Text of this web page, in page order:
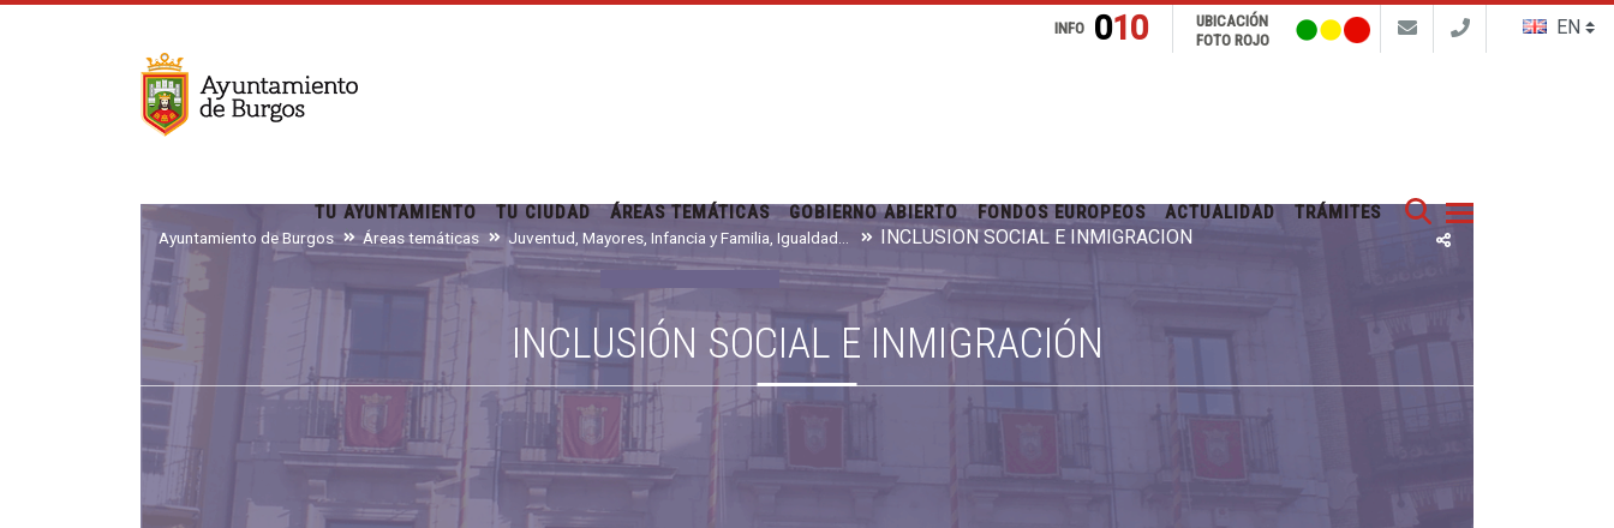
Buscar
INFO 010
UBICACIÓN
FOTO ROJO
TU AYUNTAMIENTO TU CIUDAD ÁREAS TEMÁTICAS GOBIERNO ABIERTO FONDOS EUROPEOS ACTUALIDAD TRÁMITES
Ayuntamiento de Burgos Áreas temáticas INCLUSIÓN SOCIAL E INMIGRACIÓN
INCLUSIÓN SOCIAL E INMIGRACIÓN